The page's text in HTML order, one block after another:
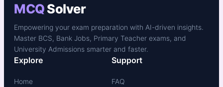
MCQSolver
Empowering your exam preparation with AI-driven insights.
Master BCS, Bank Jobs, Primary Teacher exams, and
University Admissions smarter and faster.
Explore
Home
Support
FAQ